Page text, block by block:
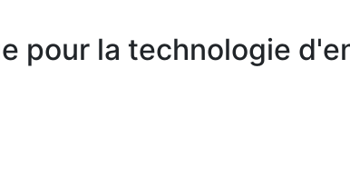
pour la technologie